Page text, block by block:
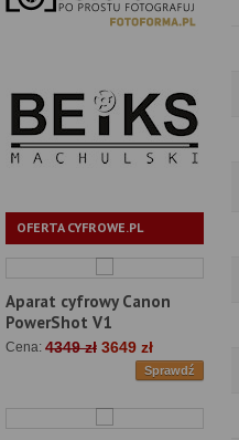
OFERTA CYFROWE.PL
Aparat cyfrowy Canon
PowerShot V1
Cena: 4349 zł 3649 zł
Sprawdź